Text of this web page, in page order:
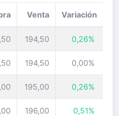
Venta Variación
194,50 0,26%
194,50 0,00%
195,00 0,26%
196,00 0,51%